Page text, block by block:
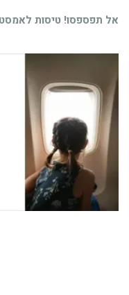
אל תפספסו! טיסות